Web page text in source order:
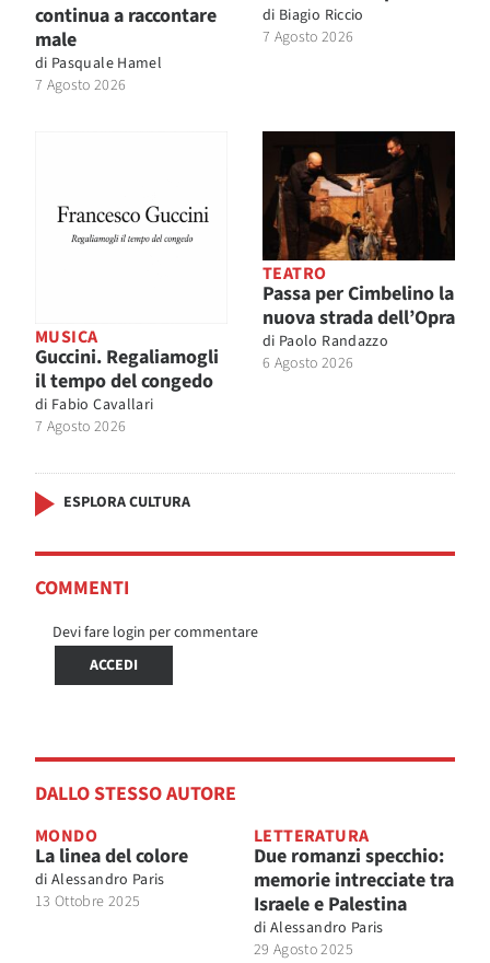
continua a raccontare
male
di Pasquale Hamel
7 Agosto 2026
di Biagio Riccio
7 Agosto 2026
MUSICA
Guccini. Regaliamogli
il tempo del congedo
di Fabio Cavallari
7 Agosto 2026
TEATRO
Passa per Cimbelino la
nuova strada dell’Opra
di Paolo Randazzo
6 Agosto 2026
ESPLORA CULTURA
COMMENTI
Devi fare login per commentare
ACCEDI
DALLO STESSO AUTORE
MONDO
La linea del colore
di Alessandro Paris
13 Ottobre 2025
LETTERATURA
Due romanzi specchio:
memorie intrecciate tra
Israele e Palestina
di Alessandro Paris
29 Agosto 2025